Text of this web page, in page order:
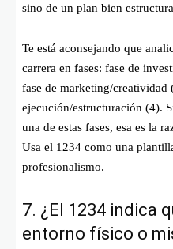
sino de un plan bien
Te está aconsejando que
carrera en fases: fase de
fase de marketing/creatividad
ejecución/estructuración (4).
una de estas fases, esa es la
Usa el 1234 como una
profesionalismo.
7. ¿El 1234 indica
entorno físico o